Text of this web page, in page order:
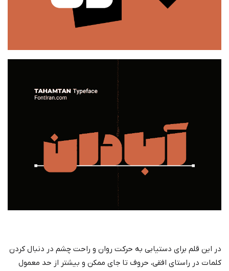
در این قلم برای دستیابی به حرکت روان و راحت چشم در دنبال کردن
کلمات در راستای افقی، حروف تا جای ممکن و بیشتر از حد معمول